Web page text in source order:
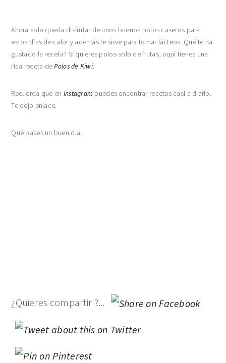
Ahora solo queda disfrutar de unos buenos polos caseros para
estos días de calor y además te sirve para tomar lácteos. Qué te ha
gustado la receta? Si quieres polos solo de frutas, aquí tienes una
rica receta dePolos de Kiwi.
Recuerda que en Instagram puedes encontrar recetas casi a diario.
Te dejo enlace.
Qué pases un buen dia.
¿Quieres compartir ?...